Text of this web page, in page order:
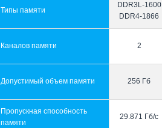
Типы памяти
DDR3L-1600
DDR4-1866
Каналов памяти 2
Допустимый объем памяти 256 Гб
Пропускная способность
памяти
29.871 Гб/с